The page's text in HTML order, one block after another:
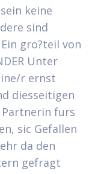
keine
sind
gro?teil von
Unter
r ernst
diesseitigen
furs
sic Gefallen
da den
gefragt